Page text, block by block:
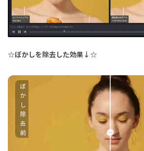
☆ぼかしを除去した効果↓☆
ぼ
か
し
除
去
前